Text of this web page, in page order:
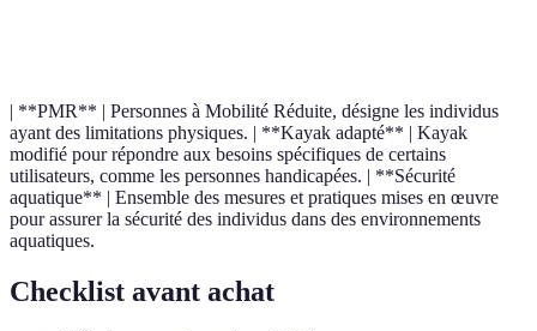
| **PMR** | Personnes à Mobilité Réduite, désigne les individus
ayant des limitations physiques. | **Kayak adapté** | Kayak
modifié pour répondre aux besoins spécifiques de certains
utilisateurs, comme les personnes handicapées. | **Sécurité
aquatique** | Ensemble des mesures et pratiques mises en œuvre
pour assurer la sécurité des individus dans des environnements
aquatiques.
Checklist avant achat